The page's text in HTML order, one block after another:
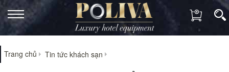
Trang chủ Tin tức khách sạn